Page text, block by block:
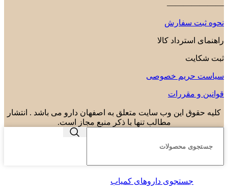
———————
نحوه ثبت سفارش
راهنمای استرداد کالا
ثبت شکایت
سیاست حریم خصوصی
قوانین و مقررات
کلیه حقوق این وب سایت متعلق به اصفهان دارو می باشد . انتشار
مطالب تنها با ذکر منبع مجاز است.
جستجوی داروهای کمیاب